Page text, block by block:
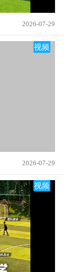
2026-07-29
视频
2026-07-29
视频